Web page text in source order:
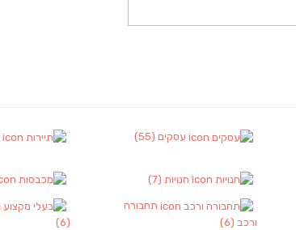
עסקים (55)
חנויות (7)
תחבורה
ורכב (6)
(6)